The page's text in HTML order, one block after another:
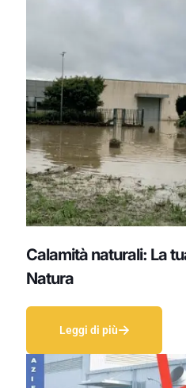
Calamità naturali: La
Natura
Leggi di più